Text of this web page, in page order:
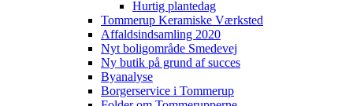
Hurtig plantedag
Tommerup Keramiske Værksted
Affaldsindsamling 2020
Nyt boligområde Smedevej
Ny butik på grund af succes
Byanalyse
Borgerservice i Tommerup